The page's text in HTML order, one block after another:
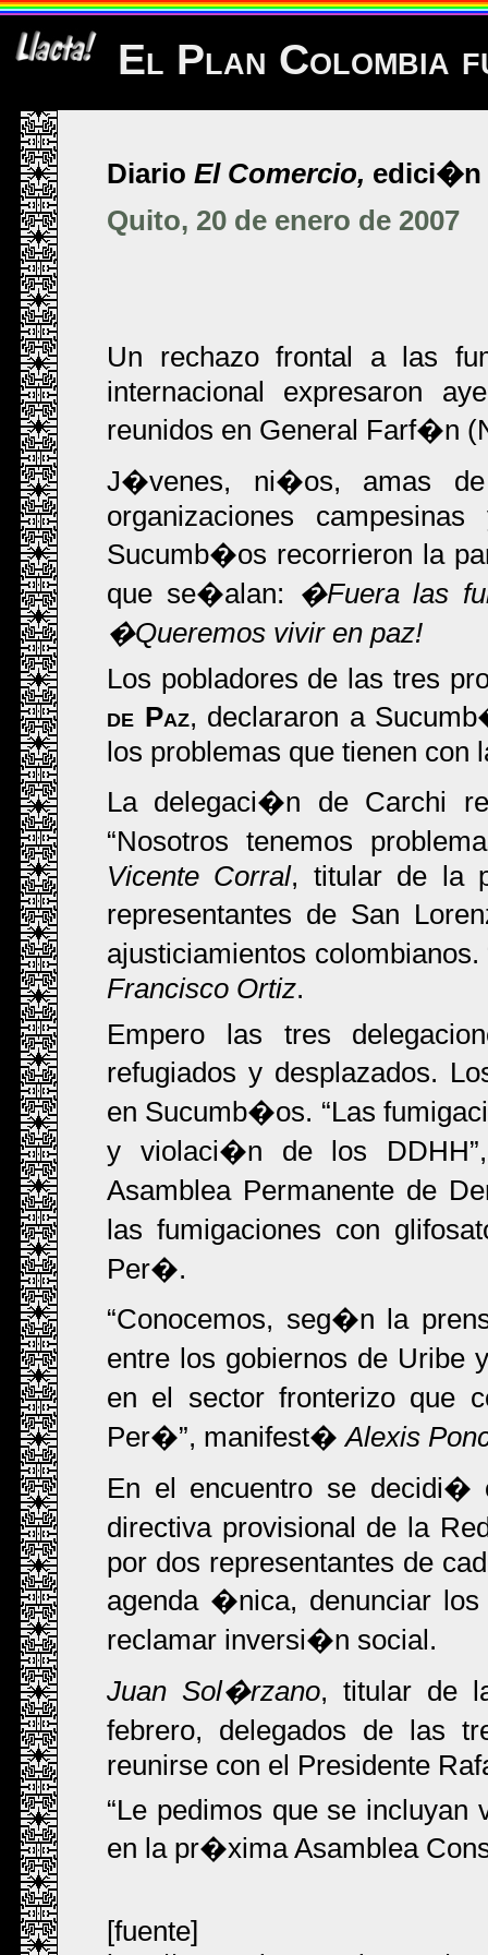
El Plan Colombia
Diario El Comercio, edici�n
Quito, 20 de enero de 2007
Un rechazo frontal a las
internacional expresaron
reunidos en General Farf�n
J�venes, ni�os, amas
organizaciones
Sucumb�os recorrieron la
que se�alan: �Fuera las
�Queremos vivir en paz!
Los pobladores de las tres
de Paz, declararon a
los problemas que tienen con
La delegaci�n de Carchi
Nosotros tenemos
Vicente Corral, titular de la
representantes de San
ajusticiamientos colombianos.
Francisco Ortiz.
Empero las tres
refugiados y desplazados.
en Sucumb�os.
Las
y violaci�n de los DDHH
Asamblea Permanente de
las fumigaciones con
Per�.
Conocemos, seg�n la
entre los gobiernos de Uribe
en el sector fronterizo que
Per� , manifest�Alexis
En el encuentro se decidi�
directiva provisional de la
por dos representantes de
agenda �nica, denunciar
reclamar inversi�n social.
Juan Sol�rzano, titular de
febrero, delegados de las
reunirse con el Presidente
Le pedimos que se incluyan
en la pr�xima Asamblea
[fuente]